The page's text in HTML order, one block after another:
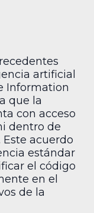
artificial
Information
que la
con acceso
dentro de
acuerdo
estándar
el código
en el
de la